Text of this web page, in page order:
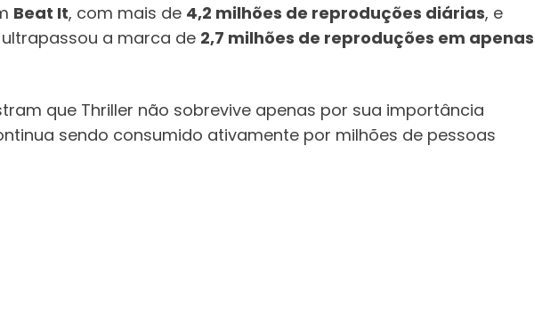
Beat It, com mais de 4,2 milhões de reproduções diárias, e
ultrapassou a marca de 2,7 milhões de reproduções em apenas
que Thriller não sobrevive apenas por sua importância
sendo consumido ativamente por milhões de pessoas